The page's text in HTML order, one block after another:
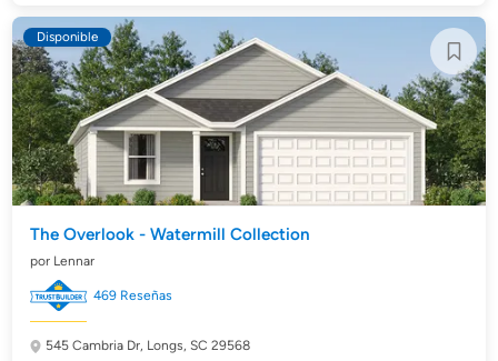
Disponible
The Overlook - Watermill Collection
por Lennar
469 Reseñas
545 Cambria Dr, Longs, SC 29568